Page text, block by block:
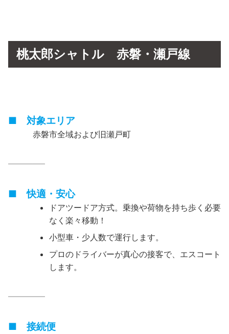
桃太郎シャトル 赤磐・瀬戸線
■ 対象エリア
赤磐市全域および旧瀬戸町
————–
■ 快適・安心
ドアツードア方式。乗換や荷物を持ち歩く必要
なく楽々移動！
小型車・少人数で運行します。
プロのドライバーが真心の接客で、エスコート
します。
————–
■ 接続便